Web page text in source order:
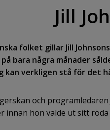
Jill
folket gillar Jill
på bara några månader
kan verkligen stå för det
och
innan hon valde ut sitt